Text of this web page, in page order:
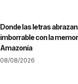
Donde las letras
imborrable con la
Amazonía
08/08/2026